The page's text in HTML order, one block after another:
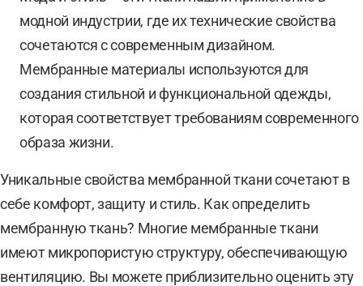
модной индустрии, где их технические свойства
сочетаются с современным дизайном.
Мембранные материалы используются для
создания стильной и функциональной одежды,
которая соответствует требованиям современного
образа жизни.
Уникальные свойства мембранной ткани сочетают в
себе комфорт, защиту и стиль. Как определить
мембранную ткань? Многие мембранные ткани
имеют микропористую структуру, обеспечивающую
вентиляцию. Вы можете приблизительно оценить эту